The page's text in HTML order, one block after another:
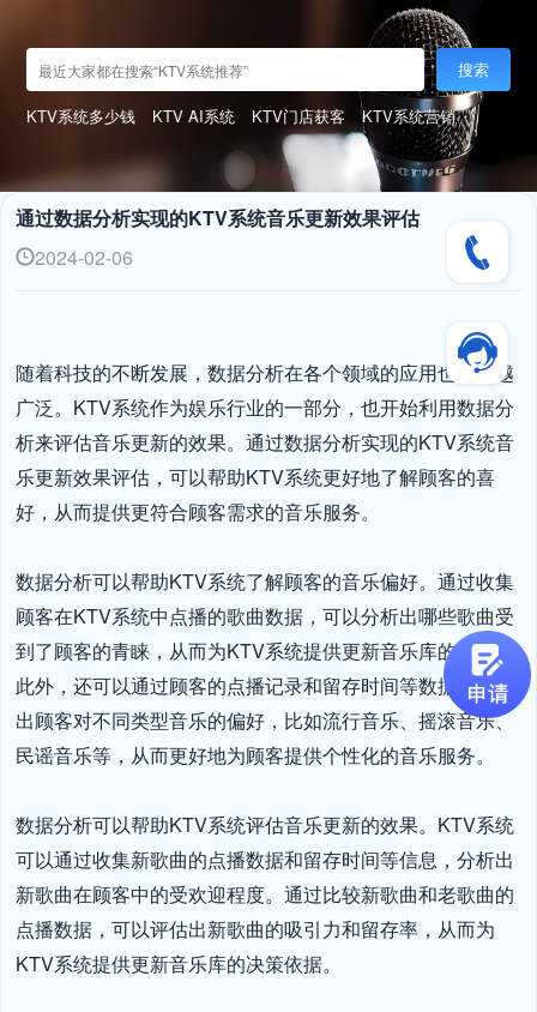
搜索
KTV系统多少钱 KTV AI系统 KTV门店获客 KTV系统营销
通过数据分析实现的KTV系统音乐更新效果评估
2024-02-06
随着科技的不断发展，数据分析在各个领域的应用也越来越
广泛。KTV系统作为娱乐行业的一部分，也开始利用数据分
析来评估音乐更新的效果。通过数据分析实现的KTV系统音
乐更新效果评估，可以帮助KTV系统更好地了解顾客的喜
好，从而提供更符合顾客需求的音乐服务。
数据分析可以帮助KTV系统了解顾客的音乐偏好。通过收集
顾客在KTV系统中点播的歌曲数据，可以分析出哪些歌曲受
到了顾客的青睐，从而为KTV系统提供更新音乐库的参考。
此外，还可以通过顾客的点播记录和留存时间等数据，分析
出顾客对不同类型音乐的偏好，比如流行音乐、摇滚音乐、
民谣音乐等，从而更好地为顾客提供个性化的音乐服务。
数据分析可以帮助KTV系统评估音乐更新的效果。KTV系统
可以通过收集新歌曲的点播数据和留存时间等信息，分析出
新歌曲在顾客中的受欢迎程度。通过比较新歌曲和老歌曲的
点播数据，可以评估出新歌曲的吸引力和留存率，从而为
KTV系统提供更新音乐库的决策依据。